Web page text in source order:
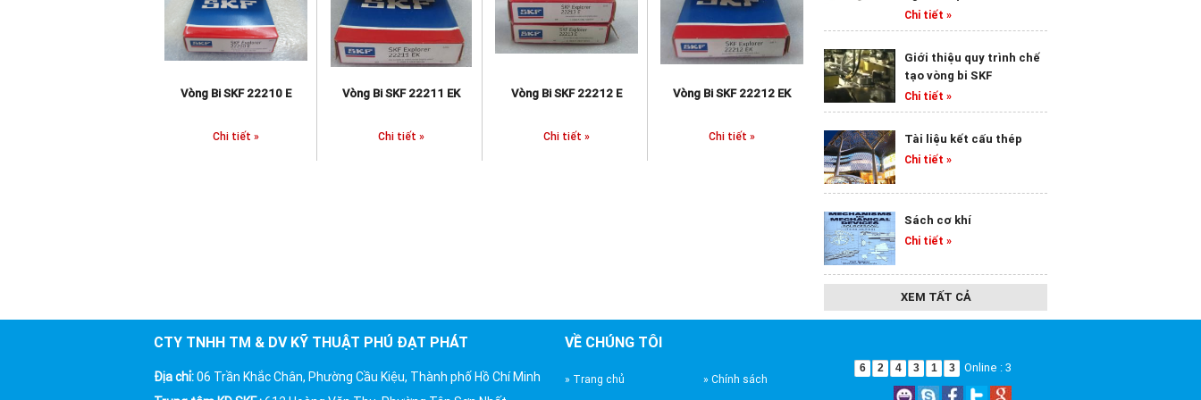
Vòng Bi SKF 22210 E
Chi tiết »
Vòng Bi SKF 22211 EK
Chi tiết »
Vòng Bi SKF 22212 E
Chi tiết »
Vòng Bi SKF 22212 EK
Chi tiết »
Vòng Bi SKF 22213 E
Chi tiết »
Chi tiết »
Giới thiệu quy trình chế
tạo vòng bi SKF
Chi tiết »
Tài liệu kết cấu thép
Chi tiết »
Sách cơ khí
Chi tiết »
XEM TẤT CẢ
CTY TNHH TM & DV KỸ THUẬT PHÚ ĐẠT PHÁT
Địa chỉ:06 Trần Khắc Chân, Phường Cầu Kiệu, Thành phố Hồ Chí Minh
VỀ CHÚNG TÔI
» Trang chủ
» Chính sách
6 2 4 3 1 3 Online : 3